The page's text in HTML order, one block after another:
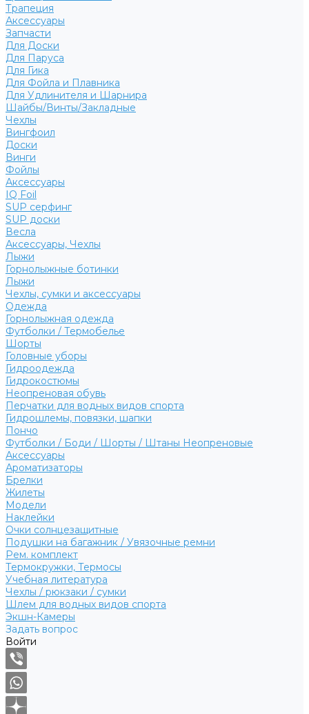
Трапеция
Аксессуары
Запчасти
Для Доски
Для Паруса
Для Гика
Для Фойла и Плавника
Для Удлинителя и Шарнира
Шайбы/Винты/Закладные
Чехлы
Вингфоил
Доски
Винги
Фойлы
Аксессуары
IQ Foil
SUP серфинг
SUP доски
Весла
Аксессуары, Чехлы
Лыжи
Горнолыжные ботинки
Лыжи
Чехлы, сумки и аксессуары
Одежда
Горнолыжная одежда
Футболки / Термобелье
Шорты
Головные уборы
Гидроодежда
Гидрокостюмы
Неопреновая обувь
Перчатки для водных видов спорта
Гидрошлемы, повязки, шапки
Пончо
Футболки / Боди / Шорты / Штаны Неопреновые
Аксессуары
Ароматизаторы
Брелки
Жилеты
Модели
Наклейки
Очки солнцезащитные
Подушки на багажник / Увязочные ремни
Рем. комплект
Термокружки, Термосы
Учебная литература
Чехлы / рюкзаки / сумки
Шлем для водных видов спорта
Экшн-Камеры
Задать вопрос
Войти